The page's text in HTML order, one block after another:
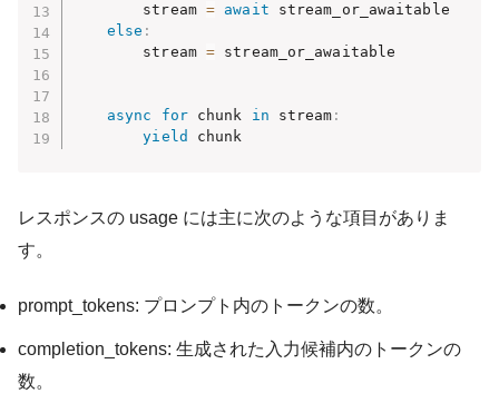
        stream
= await stream_or_awaitable
else :
        stream
= stream_or_awaitable
async for chunk in stream :
yield
chunk
レスポンスの usage には主に次のような項目がありま
す。
prompt_tokens: プロンプト内のトークンの数。
completion_tokens: 生成された入力候補内のトークンの
数。